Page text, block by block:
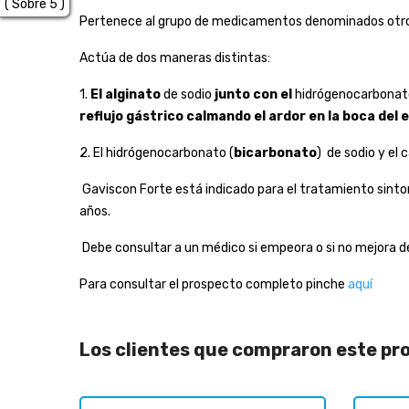
Pertenece al grupo de medicamentos denominados
Actúa de dos maneras distintas:
1. El alginatode sodio junto con el
reflujo gástrico calmando el ardor en la boca del
2. El hidrógenocarbonato ( bicarbonato) de sodio y el
Gaviscon Forte está indicado para el tratamiento
años.
Debe consultar a un médico si empeora o si no mejora
Para consultar el prospecto completo pinche aquí
Los clientes que compraron este
( Sobre 5 )